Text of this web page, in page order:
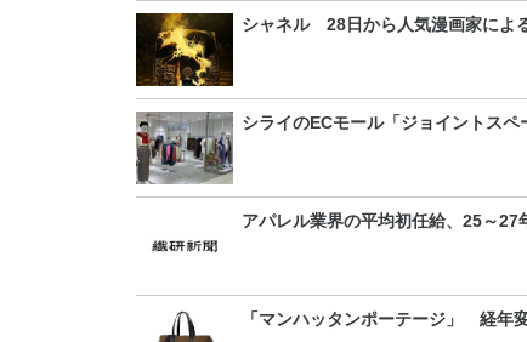
シャネル 28日から人気漫画家によ
シライのECモール「ジョイントス
アパレル業界の平均初任給、25～
「マンハッタンポーテージ」 経年